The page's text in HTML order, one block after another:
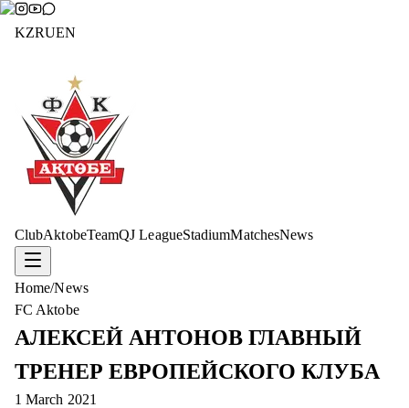
KZRUEN
ClubAktobeTeamQJ LeagueStadiumMatchesNews
Home/News
FC Aktobe
АЛЕКСЕЙ АНТОНОВ ГЛАВНЫЙ
ТРЕНЕР ЕВРОПЕЙСКОГО КЛУБА
1 March 2021